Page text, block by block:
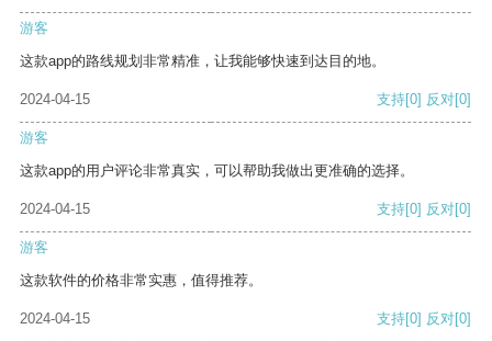
游客
这款app的路线规划非常精准，让我能够快速到达目的地。
2024-04-15 支持[0] 反对[0]
游客
这款app的用户评论非常真实，可以帮助我做出更准确的选择。
2024-04-15 支持[0] 反对[0]
游客
这款软件的价格非常实惠，值得推荐。
2024-04-15 支持[0] 反对[0]